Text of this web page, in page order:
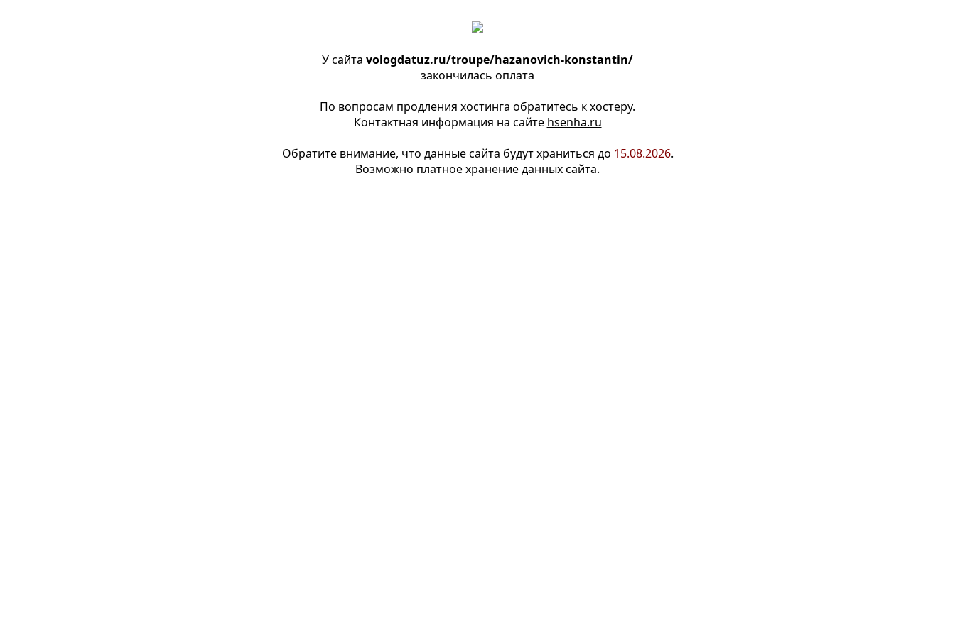
У сайта vologdatuz.ru/troupe/hazanovich-konstantin/
закончилась оплата
По вопросам продления хостинга обратитесь к хостеру.
Контактная информация на сайте hsenha.ru
Обратите внимание, что данные сайта будут храниться до 15.08.2026.
Возможно платное хранение данных сайта.